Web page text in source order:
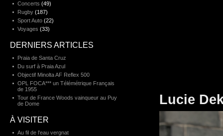
Lucie
Concerts (49)
Rugby (187)
Sport Auto (22)
Voyages (33)
DERNIERS ARTICLES
Praia de Santa Cruz
Du surf à Praia Azul
Objectif Minolta AF Reflex 500
OPL FOCA*** un Télémétrique Français
de 1955
Tour de France Woods vainqueur au Puy
de Dome
À VISITER
Au fil de l'eau vergnat